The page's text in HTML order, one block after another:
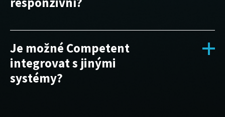
Je možné Competent
integrovat s jinými
systémy?